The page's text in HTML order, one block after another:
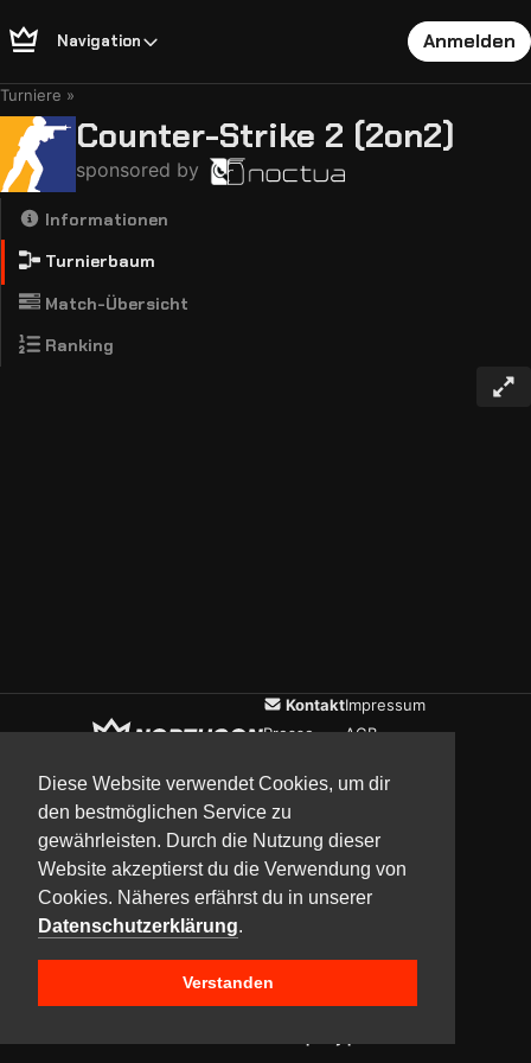
Diese Website verwendet Cookies, um dir
den bestmöglichen Service zu
gewährleisten. Durch die Nutzung dieser
Website akzeptierst du die Verwendung von
Cookies. Näheres erfährst du in unserer
Datenschutzerklärung.
Verstanden
Navigation Anmelden
Turniere
Counter-Strike 2 (2on2)
sponsored by
Informationen
Turnierbaum
Match-Übersicht
Ranking
Kontakt
Presse
Impressum
AGB
UpdatesCommunityMedia